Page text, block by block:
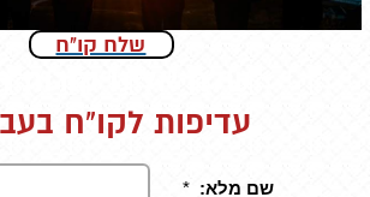
שלח קו"ח
עדיפות לקו"ח